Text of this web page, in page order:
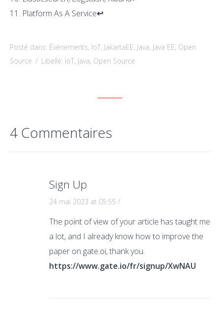
Platform As A Service↩
Posté dans: Événements, IoT, JakartaEE, Java, Java EE, Open
Source / Libellé: IoT, Java, Open Source
4 Commentaires
Sign Up
24 mai 2023 at 05:55 /
The point of view of your article has taught me
a lot, and I already know how to improve the
paper on gate.oi, thank you.
https://www.gate.io/fr/signup/XwNAU